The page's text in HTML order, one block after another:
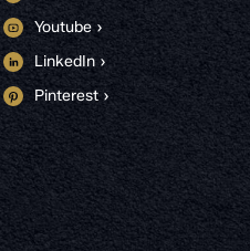
Youtube ›
LinkedIn ›
Pinterest ›